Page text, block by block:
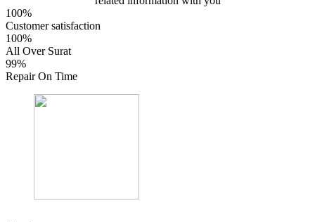
100%
Customer satisfaction
100%
All Over Surat
99%
Repair On Time